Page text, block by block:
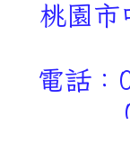
桃園市
電話：